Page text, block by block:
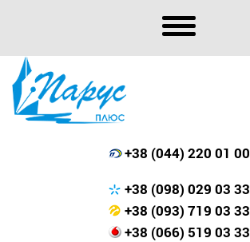
+38 (044) 220 01 00
+38 (098) 029 03 33
+38 (093) 719 03 33
+38 (066) 519 03 33